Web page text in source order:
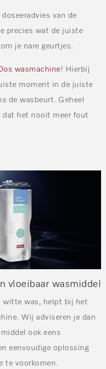
van de
precies wat de juiste
je nare geurtjes.
wasmachine! Hierbij
moment in de juiste
de wasbeurt. Geheel
dat het nooit meer fout
vloeibaar wasmiddel
witte was, helpt bij het
Wij adviseren je dan
ook eens
eenvoudige oplossing
te voorkomen.